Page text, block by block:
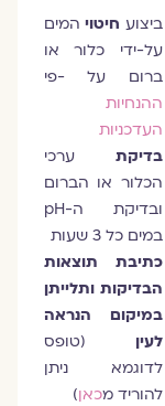
ביצועחיטויהמים
על-ידי כלור או
ברום על -פי
ההנחיות
העדכניות
בדיקתערכי
הכלור או הברום
ובדיקת ה-pH
במים כל 3 שעות
כתיבת תוצאות
הבדיקות ותלייתן
במיקום הנראה
לעין
(טופס
לדוגמא ניתן
להוריד מכאן)